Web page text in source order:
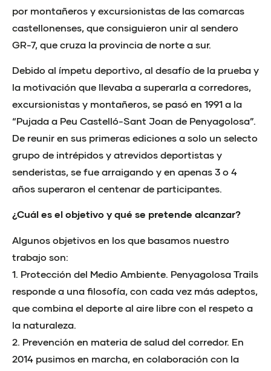
por montañeros y excursionistas de las comarcas
castellonenses, que consiguieron unir al sendero
GR-7, que cruza la provincia de norte a sur.
Debido al ímpetu deportivo, al desafío de la prueba y
la motivación que llevaba a superarla a corredores,
excursionistas y montañeros, se pasó en 1991 a la
“Pujada a Peu Castelló-Sant Joan de Penyagolosa”.
De reunir en sus primeras ediciones a solo un selecto
grupo de intrépidos y atrevidos deportistas y
senderistas, se fue arraigando y en apenas 3 o 4
años superaron el centenar de participantes.
¿Cuál es el objetivo y qué se pretende alcanzar?
Algunos objetivos en los que basamos nuestro
trabajo son:
1. Protección del Medio Ambiente. Penyagolosa Trails
responde a una filosofía, con cada vez más adeptos,
que combina el deporte al aire libre con el respeto a
la naturaleza.
2. Prevención en materia de salud del corredor. En
2014 pusimos en marcha, en colaboración con la